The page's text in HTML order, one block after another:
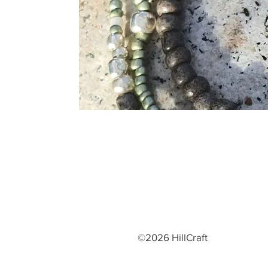
©2026 HillCraft